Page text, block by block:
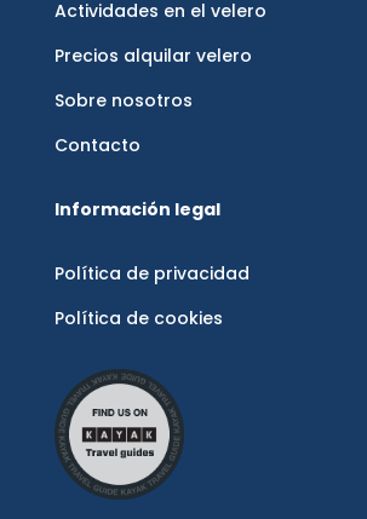
Actividades en el velero
Precios alquilar velero
Sobre nosotros
Contacto
Información legal
Política de privacidad
Política de cookies